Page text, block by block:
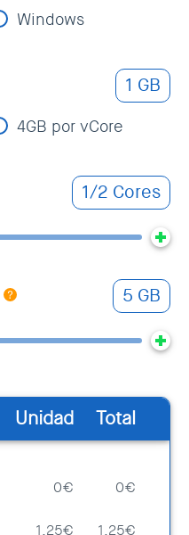
Windows
1 GB
4GB por vCore
1/2 Cores
5 GB
Unidad Total
0€ 0€
1.25€ 1.25€